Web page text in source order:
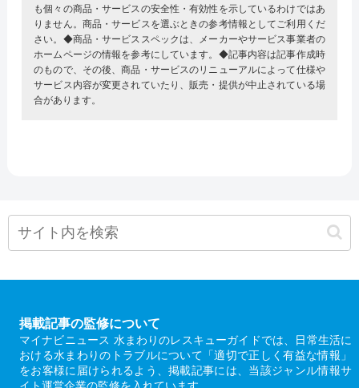
も個々の商品・サービスの安全性・有効性を示しているわけではあ
りません。商品・サービスを選ぶときの参考情報としてご利用くだ
さい。◆商品・サービススペックは、メーカーやサービス事業者の
ホームページの情報を参考にしています。◆記事内容は記事作成時
のもので、その後、商品・サービスのリニューアルによって仕様や
サービス内容が変更されていたり、販売・提供が中止されている場
合があります。
掲載記事の監修について
マイナビニュース 水まわりのレスキューガイドでは、日常生活に
おける水まわりのトラブルについて「適切で正しく有益な情報」
をお客様に届けられるよう、掲載記事には、当該ジャンル情報サ